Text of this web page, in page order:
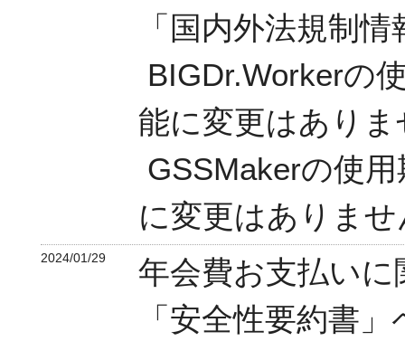
「国内外法規制
BIGDr.Workerの
能に変更はあり
GSSMakerの使
に変更はありま
2024/01/29
年会費お支払い
「安全性要約書